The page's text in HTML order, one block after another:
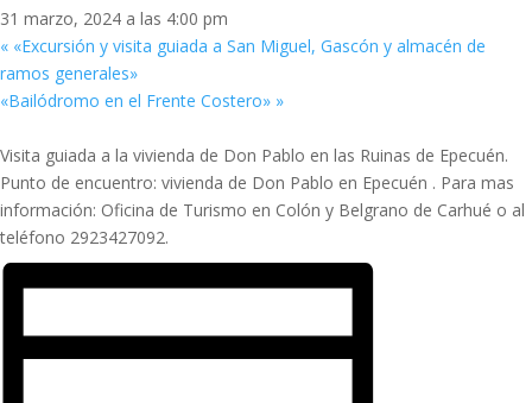
31 marzo, 2024 a las 4:00 pm
« «Excursión y visita guiada a San Miguel, Gascón y almacén de
ramos generales»
«Bailódromo en el Frente Costero» »
Visita guiada a la vivienda de Don Pablo en las Ruinas de Epecuén.
Punto de encuentro: vivienda de Don Pablo en Epecuén . Para mas
información: Oficina de Turismo en Colón y Belgrano de Carhué o al
teléfono 2923427092.